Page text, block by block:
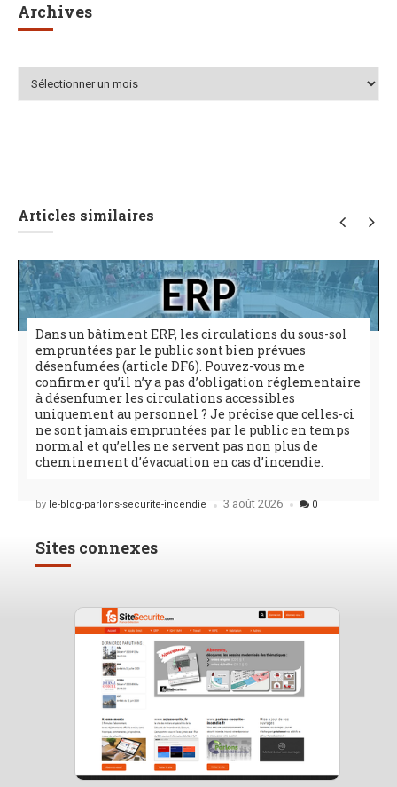
Archives
Archives
Articles similaires
Dans un bâtiment ERP, les circulations du sous-sol
empruntées par le public sont bien prévues
désenfumées (article DF6). Pouvez-vous me
confirmer qu’il n’y a pas d’obligation réglementaire
à désenfumer les circulations accessibles
uniquement au personnel ? Je précise que celles-ci
ne sont jamais empruntées par le public en temps
normal et qu’elles ne servent pas non plus de
cheminement d’évacuation en cas d’incendie.
Posted
by le-blog-parlons-securite-incendie 3 août 2026 0
Sites connexes